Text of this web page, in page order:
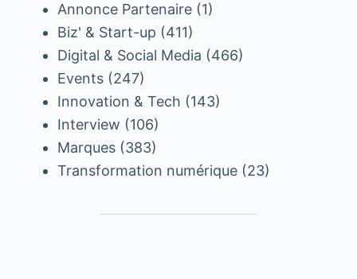
Annonce Partenaire(1)
Biz' & Start-up (411)
Digital & Social Media (466)
Events(247)
Innovation & Tech (143)
Interview (106)
Marques(383)
Transformation numérique(23)